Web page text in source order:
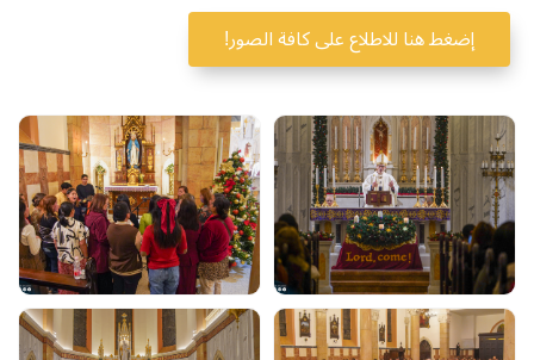
إضغط هنا للاطلاع على كافة الصور!